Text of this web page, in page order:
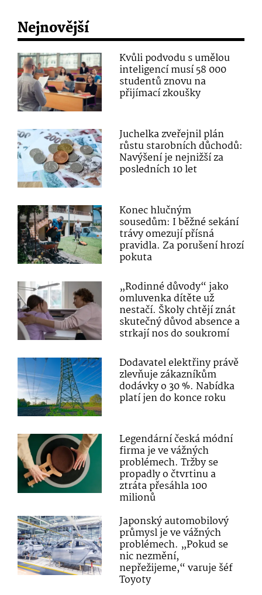
Nejnovější
Kvůli podvodu s umělou
inteligencí musí 58 000
studentů znovu na
přijímací zkoušky
Juchelka zveřejnil plán
růstu starobních důchodů:
Navýšení je nejnižší za
posledních 10 let
Konec hlučným
sousedům: I běžné sekání
trávy omezují přísná
pravidla. Za porušení hrozí
pokuta
„Rodinné důvody“ jako
omluvenka dítěte už
nestačí. Školy chtějí znát
skutečný důvod absence a
strkají nos do soukromí
Dodavatel elektřiny právě
zlevňuje zákazníkům
dodávky o 30 %. Nabídka
platí jen do konce roku
Legendární česká módní
firma je ve vážných
problémech. Tržby se
propadly o čtvrtinu a
ztráta přesáhla 100
milionů
Japonský automobilový
průmysl je ve vážných
problémech. „Pokud se
nic nezmění,
nepřežijeme,“ varuje šéf
Toyoty